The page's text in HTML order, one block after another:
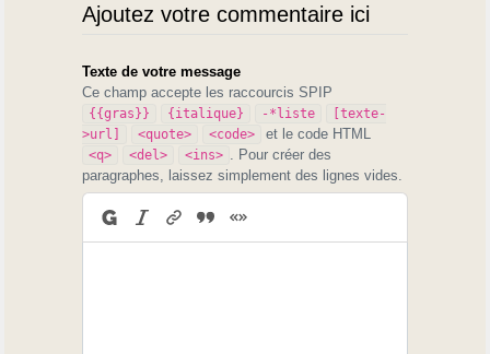
Ajoutez votre commentaire ici
Texte de votre message
Ce champ accepte les raccourcis SPIP
{{gras}} {italique} -*liste
[texte-
>url]
<quote> <code> et le code HTML
<q> <del> <ins>
. Pour créer des
paragraphes, laissez simplement des lignes vides.